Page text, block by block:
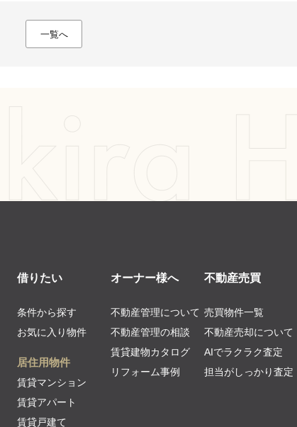
一覧へ
借りたい
条件から探す
お気に入り物件
居住用物件
賃貸マンション
賃貸アパート
賃貸戸建て
オーナー様へ
不動産管理について
不動産管理の相談
賃貸建物カタログ
リフォーム事例
不動産売買
売買物件一覧
不動産売却について
AIでラクラク査定
担当がしっかり査定